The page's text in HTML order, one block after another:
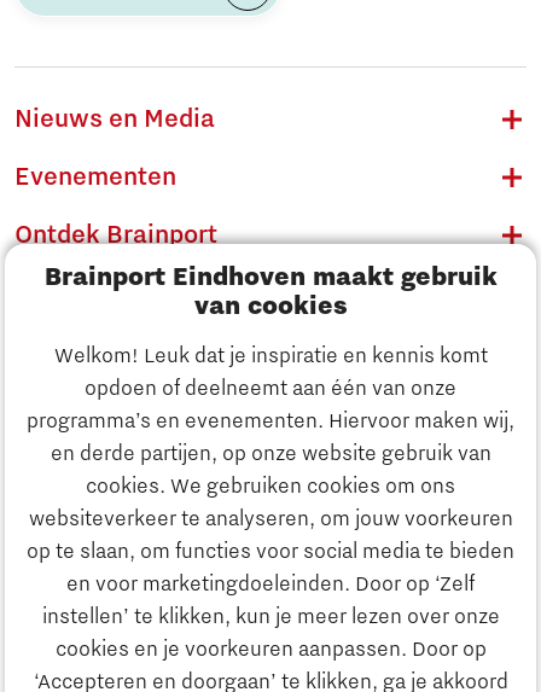
Brainport Eindhoven maakt gebruik
van cookies
Welkom! Leuk dat je inspiratie en kennis komt
opdoen of deelneemt aan één van onze
programma’s en evenementen. Hiervoor maken wij,
en derde partijen, op onze website gebruik van
cookies. We gebruiken cookies om ons
websiteverkeer te analyseren, om jouw voorkeuren
op te slaan, om functies voor social media te bieden
en voor marketingdoeleinden. Door op ‘Zelf
instellen’ te klikken, kun je meer lezen over onze
cookies en je voorkeuren aanpassen. Door op
‘Accepteren en doorgaan’ te klikken, ga je akkoord
Ontdek Brainport
Innovatie
Ondernemen
Nieuws en Media
Evenementen
Ontdek Brainport
Innovatie
Ondernemen
Onderwijs
Maatschappelijk
Strategie & Organisatie
Zoeken
Contact